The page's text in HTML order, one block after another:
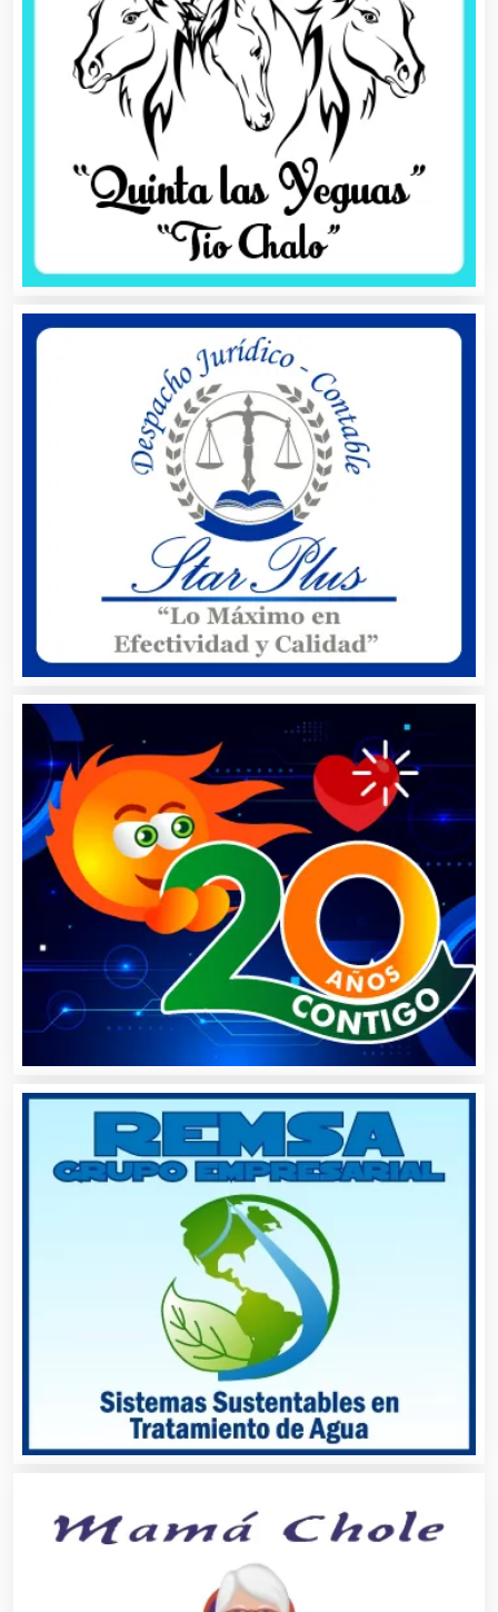
Artículos de Oficina
Artículos de Piel
Artículos Deportivos
Artículos Importados
Artículos para el Hogar
Artículos para Regalos
Artículos Personales
Artículos Publicitarios
Asesores Técnicos
Asesoría Fiscal
Asilos
Asociaciones Civiles
Asociaciones Empresariales
Audio, Sonido e Iluminación
Audios para Eventos
Autobuses
Automatización
Automóviles Nuevos y Usados